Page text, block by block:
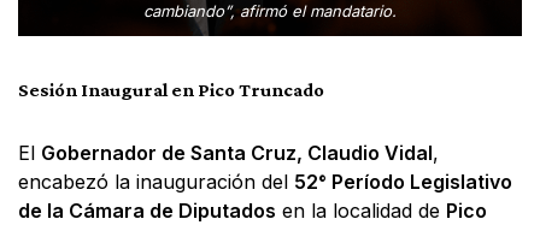
cambiando”, afirmó el mandatario.
Sesión Inaugural en Pico Truncado
El Gobernador de Santa Cruz, Claudio Vidal,
encabezó la inauguración del 52° Período Legislativo
de la Cámara de Diputados en la localidad de Pico